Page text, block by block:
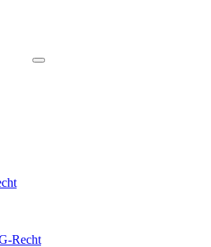
Recht